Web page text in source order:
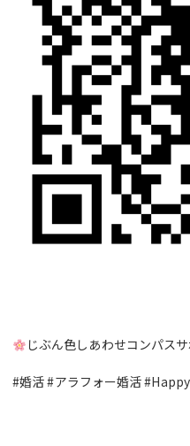
じぶん色しあわせコンパス
#婚活 #アラフォー婚活